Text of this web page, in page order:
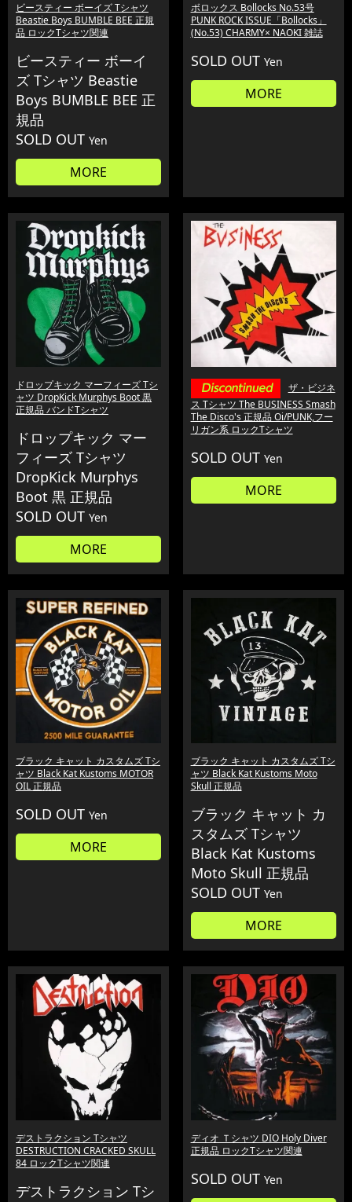
ビースティー ボーイズ Tシャツ
Beastie Boys BUMBLE BEE 正規
品 ロックTシャツ関連
ビースティー ボーイ
ズ Tシャツ Beastie
Boys BUMBLE BEE 正
規品
SOLD OUT Yen
MORE
ボロックス Bollocks No.53号
PUNK ROCK ISSUE「Bollocks」
(No.53) CHARMY× NAOKI 雑誌
SOLD OUT Yen
MORE
ドロップキック マーフィーズ Tシ
ャツ DropKick Murphys Boot 黒
正規品 バンドTシャツ
ドロップキック マー
フィーズ Tシャツ
DropKick Murphys
Boot 黒 正規品
SOLD OUT Yen
MORE
ザ・ビジネ
ス Tシャツ The BUSINESS Smash
The Disco's 正規品 Oi/PUNK,フー
リガン系 ロックTシャツ
SOLD OUT Yen
MORE
ブラック キャット カスタムズ Tシ
ャツ Black Kat Kustoms MOTOR
OIL 正規品
SOLD OUT Yen
MORE
ブラック キャット カスタムズ Tシ
ャツ Black Kat Kustoms Moto
Skull 正規品
ブラック キャット カ
スタムズ Tシャツ
Black Kat Kustoms
Moto Skull 正規品
SOLD OUT Yen
MORE
デストラクション Tシャツ
DESTRUCTION CRACKED SKULL
84 ロックTシャツ関連
デストラクション Tシ
ディオ Ｔシャツ DIO Holy Diver
正規品 ロックTシャツ関連
SOLD OUT Yen